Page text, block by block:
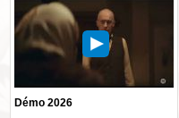
Démo 2026